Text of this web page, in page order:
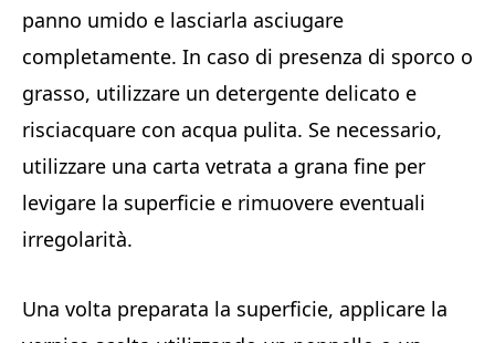
panno umido e lasciarla asciugare
completamente. In caso di presenza di sporco o
grasso, utilizzare un detergente delicato e
risciacquare con acqua pulita. Se necessario,
utilizzare una carta vetrata a grana fine per
levigare la superficie e rimuovere eventuali
irregolarità.
Una volta preparata la superficie, applicare la